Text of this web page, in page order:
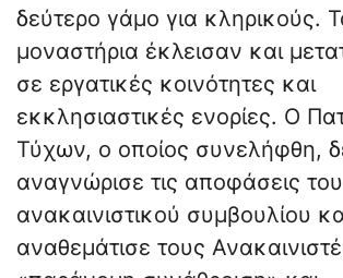
δεύτερο γάμο για κληρικούς.
μοναστήρια έκλεισαν και
σε εργατικές κοινότητες και
εκκλησιαστικές ενορίες. Ο
Τύχων, ο οποίος συνελήφθη,
αναγνώρισε τις αποφάσεις του
ανακαινιστικού συμβουλίου
αναθεμάτισε τους